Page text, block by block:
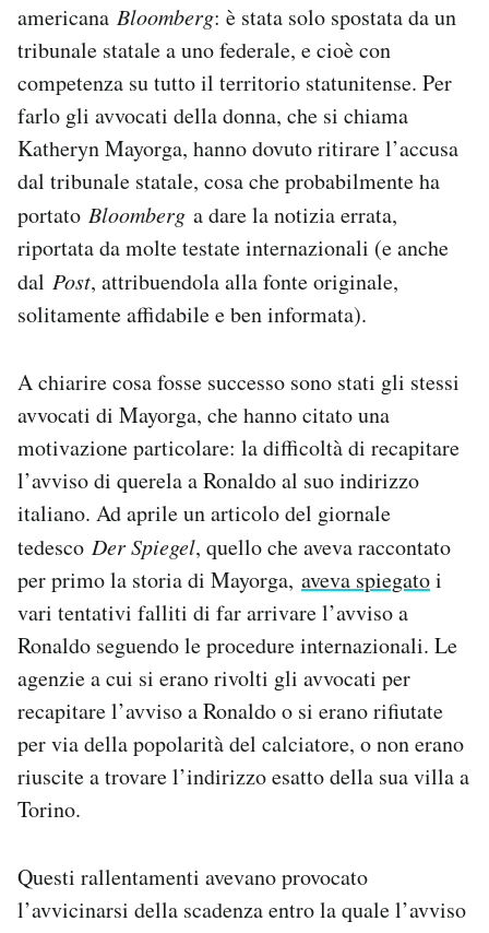
Newsletter
Notifiche mobile
Esci
americana Bloomberg: è stata solo spostata da un
tribunale statale a uno federale, e cioè con
competenza su tutto il territorio statunitense. Per
farlo gli avvocati della donna, che si chiama
Katheryn Mayorga, hanno dovuto ritirare l’accusa
dal tribunale statale, cosa che probabilmente ha
portato Bloomberg a dare la notizia errata,
riportata da molte testate internazionali (e anche
dal Post, attribuendola alla fonte originale,
solitamente affidabile e ben informata).
A chiarire cosa fosse successo sono stati gli stessi
avvocati di Mayorga, che hanno citato una
motivazione particolare: la difficoltà di recapitare
l’avviso di querela a Ronaldo al suo indirizzo
italiano. Ad aprile un articolo del giornale
tedesco Der Spiegel, quello che aveva raccontato
per primo la storia di Mayorga, aveva spiegatoi
vari tentativi falliti di far arrivare l’avviso a
Ronaldo seguendo le procedure internazionali. Le
agenzie a cui si erano rivolti gli avvocati per
recapitare l’avviso a Ronaldo o si erano rifiutate
per via della popolarità del calciatore, o non erano
riuscite a trovare l’indirizzo esatto della sua villa a
Torino.
Questi rallentamenti avevano provocato
l’avvicinarsi della scadenza entro la quale l’avviso